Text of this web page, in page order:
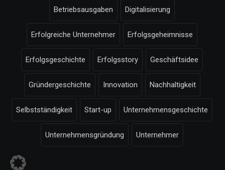
Betriebsausgaben Digitalisierung
Erfolgreiche Unternehmer Erfolgsgeheimnisse
Erfolgsgeschichte Erfolgsstory Geschäftsidee
Gründergeschichte Innovation Nachhaltigkeit
Selbstständigkeit Start-up Unternehmensgeschichte
Unternehmensgründung Unternehmer